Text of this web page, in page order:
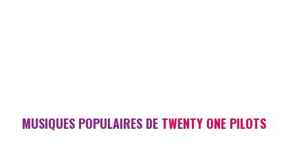
MUSIQUES POPULAIRES DE TWENTY ONE PILOTS